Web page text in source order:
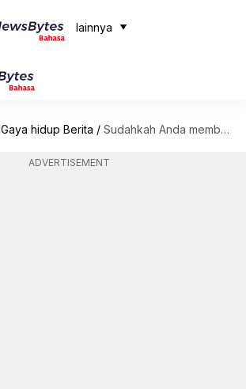
lainnya
Gaya hidup Berita / Sudahkah Anda membaca buku-buku yang ditulis oleh selebritas Hollywood populer ini
ADVERTISEMENT